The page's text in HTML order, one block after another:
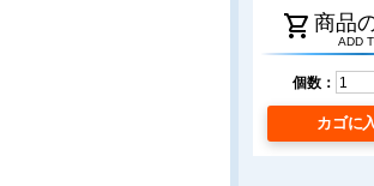
shopping_cart 商品
ADD
個数：
カゴに